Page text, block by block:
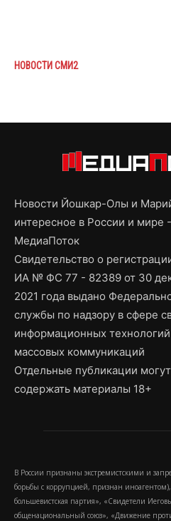
НОВОСТИ СМИ2
Новости Йошкар-Олы и
интересное в России и мире
МедиаПоток
Свидетельство о
ИА № ФС 77 - 82389 от 30
2021 года выдано
службы по надзору в сфере
информационных
массовых коммуникаций
Отдельные публикации могут
содержать материалы 18+
В России признаны экстремистскими и
борьбы с коррупцией, признан
большевистская партия», «Свидетели
общенациональный союз», «Движение